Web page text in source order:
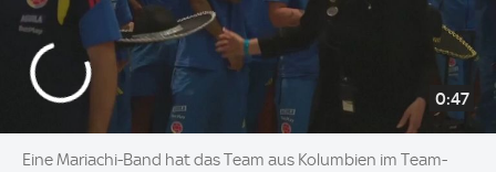
0:47
Eine Mariachi-Band hat das Team aus Kolumbien im Team-